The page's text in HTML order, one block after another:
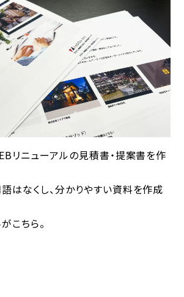
リニューアルの見積書・提案書を作
はなくし、分かりやすい資料を作成
こちら。